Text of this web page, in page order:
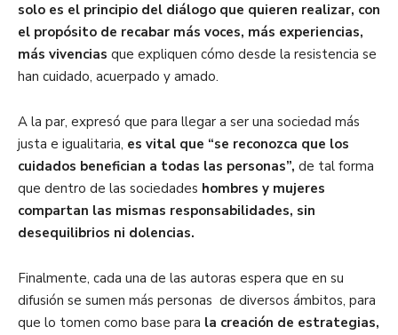
solo es el principio del diálogo que quieren realizar, con
el propósito de recabar más voces, más experiencias,
más vivencias que expliquen cómo desde la resistencia se
han cuidado, acuerpado y amado.
A la par, expresó que para llegar a ser una sociedad más
justa e igualitaria, es vital que “se reconozca que los
cuidados benefician a todas las personas”, de tal forma
que dentro de las sociedades hombres y mujeres
compartan las mismas responsabilidades, sin
desequilibrios ni dolencias.
Finalmente, cada una de las autoras espera que en su
difusión se sumen más personas de diversos ámbitos, para
que lo tomen como base para la creación de estrategias,